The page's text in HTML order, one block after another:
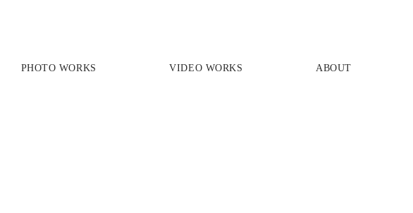
PHOTO WORKS VIDEO WORKS ABOUT